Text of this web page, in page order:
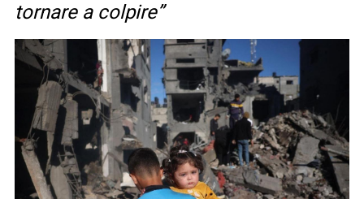
tornare a colpire”